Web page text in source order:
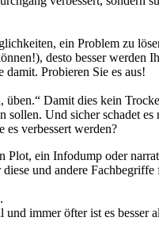
ein Problem zu
desto besser werden
Probieren Sie es aus!
üben.“ Damit dies kein
sollen. Und sicher schadet es
es verbessert werden?
Plot, ein Infodump oder
und andere Fachbegriffe
immer öfter ist es besser